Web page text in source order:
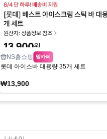
NS홈쇼핑 맘카페
롯데 아이스바 대용량 35개 세트
₩13,900